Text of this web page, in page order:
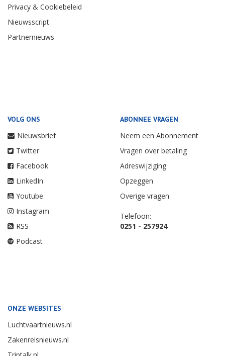
Privacy & Cookiebeleid
Nieuwsscript
Partnernieuws
VOLG ONS
Nieuwsbrief
Twitter
Facebook
LinkedIn
Youtube
Instagram
RSS
Podcast
ABONNEE VRAGEN
Neem een Abonnement
Vragen over betaling
Adreswijziging
Opzeggen
Overige vragen
Telefoon:
0251 - 257924
ONZE WEBSITES
Luchtvaartnieuws.nl
Zakenreisnieuws.nl